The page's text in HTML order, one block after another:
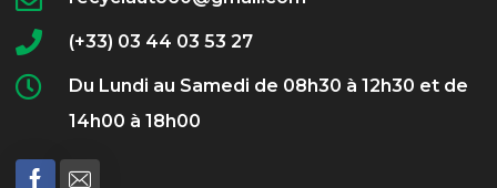
(+33) 03 44 03 53 27
Du Lundi au Samedi de 08h30 à 12h30 et de
14h00 à 18h00